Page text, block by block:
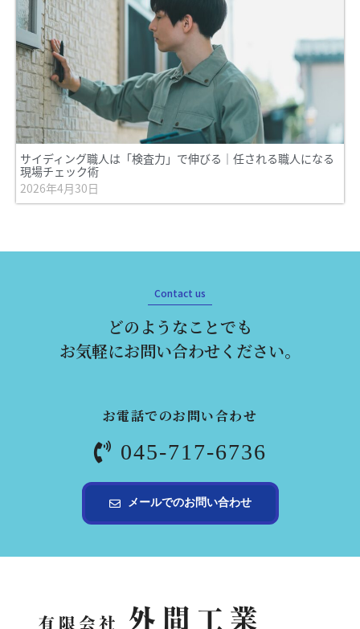
サイディング職人は「検査力」で伸びる｜任される職人になる
現場チェック術
2026年4月30日
Contact us
どのようなことでも
お気軽にお問い合わせください。
お電話でのお問い合わせ
045-717-6736
メールでのお問い合わせ